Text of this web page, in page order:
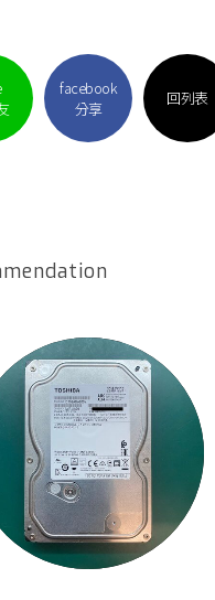
facebook
分享
回列表